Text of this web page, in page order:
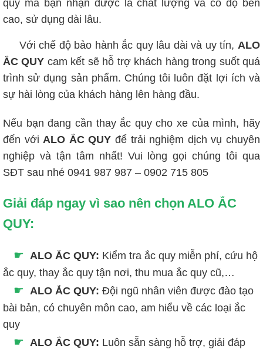
quy mà bạn nhận được là chất lượng và có độ bền
cao, sử dụng dài lâu.
Với chế độ bảo hành ắc quy lâu dài và uy tín, ALO
ẮC QUY cam kết sẽ hỗ trợ khách hàng trong suốt quá
trình sử dụng sản phẩm. Chúng tôi luôn đặt lợi ích và
sự hài lòng của khách hàng lên hàng đầu.
Nếu bạn đang cần thay ắc quy cho xe của mình, hãy
đến với ALO ẮC QUYđể trải nghiệm dịch vụ chuyên
nghiệp và tận tâm nhất! Vui lòng gọi chúng tôi qua
SĐT sau nhé 0941 987 987 – 0902 715 805
Giải đáp ngay vì sao nên chọn ALO ẮC
QUY:
☛ ALO ẮC QUY: Kiểm tra ắc quy miễn phí, cứu hộ
ắc quy, thay ắc quy tận nơi, thu mua ắc quy cũ,…
☛ ALO ẮC QUY: Đội ngũ nhân viên được đào tạo
bài bản, có chuyên môn cao, am hiểu về các loại ắc
quy
☛ ALO ẮC QUY: Luôn sẵn sàng hỗ trợ, giải đáp